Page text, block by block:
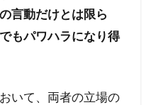
言動だけとは限ら
もパワハラになり得
いて、両者の立場の